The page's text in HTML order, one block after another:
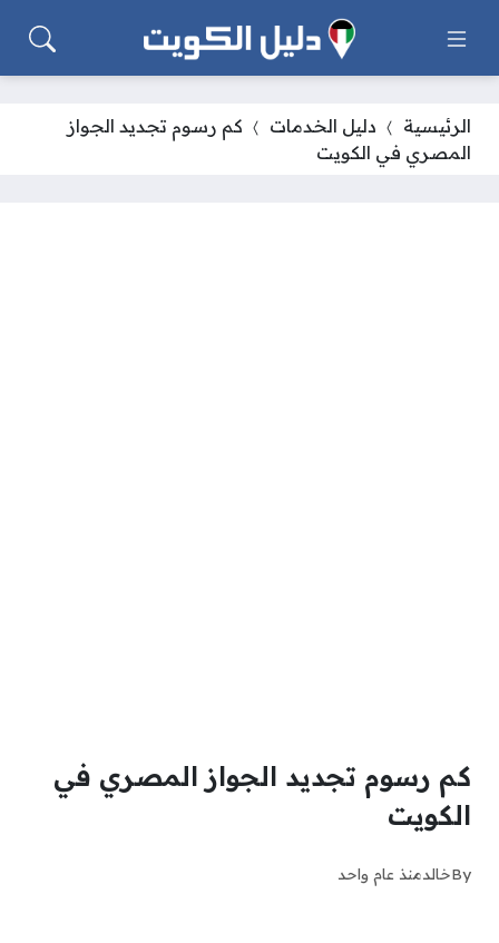
الرئيسية دليل الخدمات
كم رسوم تجديد الجواز
المصري في الكويت
كم رسوم تجديد الجواز المصري في
الكويت
Byخالدمنذ عام واحد